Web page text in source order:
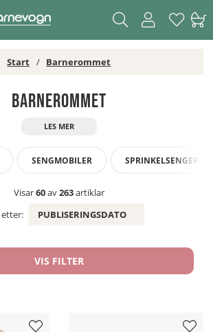
Start Barnerommet
Barnerommet
SENGMOBILER SPRINKELSENGER &
Visar60av263artiklar
PUBLISERINGSDATO
VIS FILTER